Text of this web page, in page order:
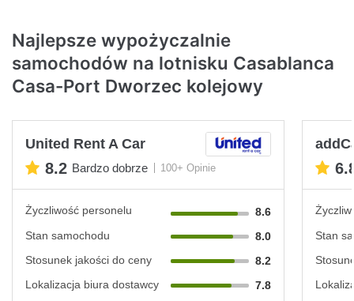
Najlepsze wypożyczalnie
samochodów na lotnisku Casablanca
Casa-Port Dworzec kolejowy
United Rent A Car
8.2 Bardzo dobrze 100+ Opinie
Życzliwość personelu
8.6
Stan samochodu
8.0
Stosunek jakości do ceny
8.2
Lokalizacja biura dostawcy
7.8
Stan